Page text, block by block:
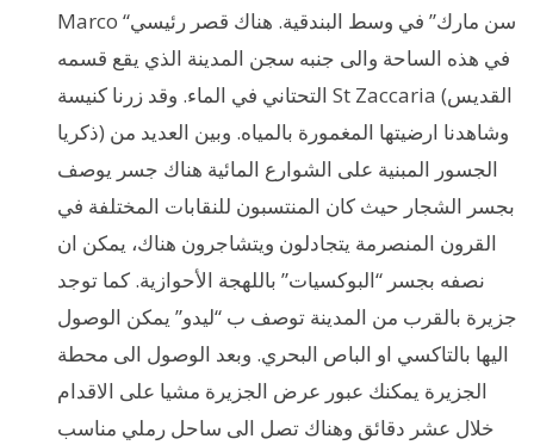
Marco “سن مارك” في وسط البندقية. هناك قصر رئيسي
في هذه الساحة والى جنبه سجن المدينة الذي يقع قسمه
التحتاني في الماء. وقد زرنا كنيسة St Zaccaria (القديس
ذكريا) وشاهدنا ارضيتها المغمورة بالمياه. وبين العديد من
الجسور المبنية على الشوارع المائية هناك جسر يوصف
بجسر الشجار حيث كان المنتسبون للنقابات المختلفة في
القرون المنصرمة يتجادلون ويتشاجرون هناك، يمكن ان
نصفه بجسر “البوكسيات” باللهجة الأحوازية. كما توجد
جزيرة بالقرب من المدينة توصف ب “ليدو” يمكن الوصول
اليها بالتاكسي او الباص البحري. وبعد الوصول الى محطة
الجزيرة يمكنك عبور عرض الجزيرة مشيا على الاقدام
خلال عشر دقائق وهناك تصل الى ساحل رملي مناسب